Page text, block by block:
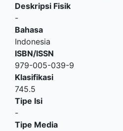
Deskripsi Fisik
-
Bahasa
Indonesia
ISBN/ISSN
979-005-039-9
Klasifikasi
745.5
Tipe Isi
-
Tipe Media